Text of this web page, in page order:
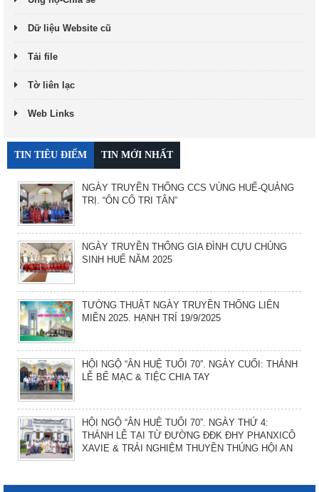
Dữ liệu Website cũ
Tải file
Tờ liên lạc
Web Links
TIN TIÊU ĐIỂM TIN MỚI NHẤT
NGÀY TRUYỀN THỐNG CCS VÙNG HUẾ-QUẢNG
TRỊ. “ÔN CỐ TRI TÂN”
NGÀY TRUYỀN THỐNG GIA ĐÌNH CỰU CHỦNG
SINH HUẾ NĂM 2025
TƯỜNG THUẬT NGÀY TRUYỀN THỐNG LIÊN
MIỀN 2025. HẠNH TRÍ 19/9/2025
HỘI NGỘ “ÂN HUỆ TUỔI 70”. NGÀY CUỐI: THÁNH
LỄ BẾ MẠC & TIỆC CHIA TAY
HỘI NGỘ “ÂN HUỆ TUỔI 70”. NGÀY THỨ 4:
THÁNH LỄ TẠI TỪ ĐƯỜNG ĐĐK ĐHY PHANXICÔ
XAVIE & TRẢI NGHIỆM THUYỀN THÚNG HỘI AN